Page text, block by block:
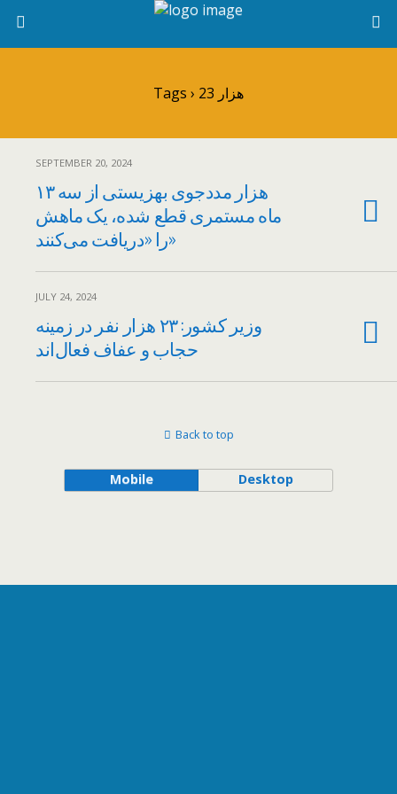
Tags › 23 هزار
SEPTEMBER 20, 2024
۱۳ هزار مددجوی بهزیستی از سه
ماه مستمری قطع شده، یک ماهش
را «دریافت می‌کنند»
JULY 24, 2024
وزیر کشور: ۲۳ هزار نفر در زمینه
حجاب و عفاف فعال‌اند
Back to top
Mobile Desktop